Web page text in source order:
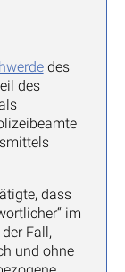
des
des
dass
im
Fall,
und ohne